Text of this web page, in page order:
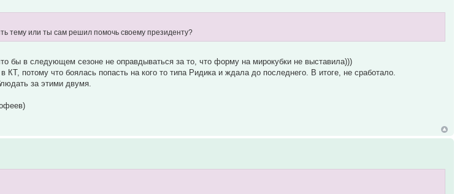
тему или ты сам решил помочь своему президенту?
бы в следующем сезоне не оправдываться за то, что форму на мирокубки не выставила)))
КТ, потому что боялась попасть на кого то типа Ридика и ждала до последнего. В итоге, не сработало.
за этими двумя.